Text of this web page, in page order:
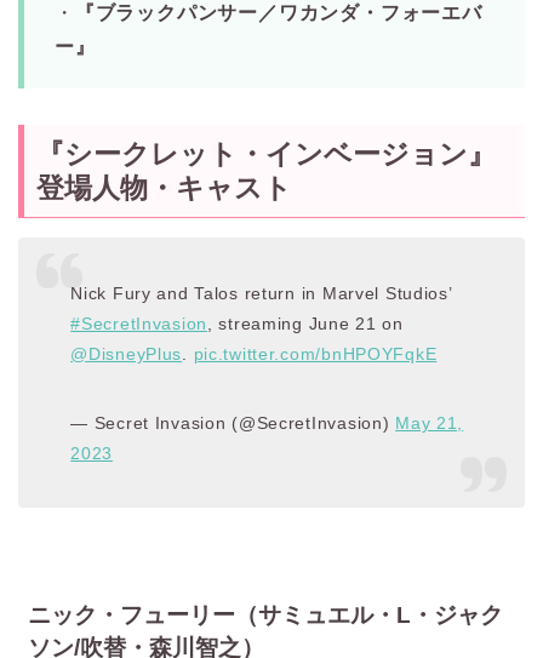
・
『ブラックパンサー／ワカンダ・フォーエバ
ー』
『シークレット・インベージョン』
登場人物・キャスト
Nick Fury and Talos return in Marvel Studios’
#SecretInvasion, streaming June 21 on
@DisneyPlus. pic.twitter.com/bnHPOYFqkE
— Secret Invasion (@SecretInvasion) May 21,
2023
ニック・フューリー（サミュエル・L・ジャク
ソン/吹替・森川智之）